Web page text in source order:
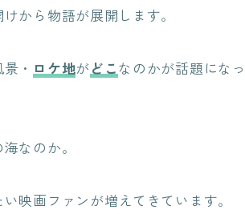
から物語が展開します。
・ ロケ地がどこなのかが話題になっ
なのか。
映画ファンが増えてきています。